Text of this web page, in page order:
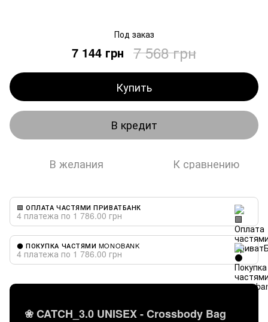
Под заказ
7 144 грн 7 568 грн
Купить
В кредит
В желания К сравнению
🟩 ОПЛАТА ЧАСТЯМИ ПРИВАТБАНК
4 платежа по 1 786.00 грн
⚫ ПОКУПКА ЧАСТЯМИ MONOBANK
4 платежа по 1 786.00 грн
❀ CATCH_3.0 UNISEX - Crossbody Bag